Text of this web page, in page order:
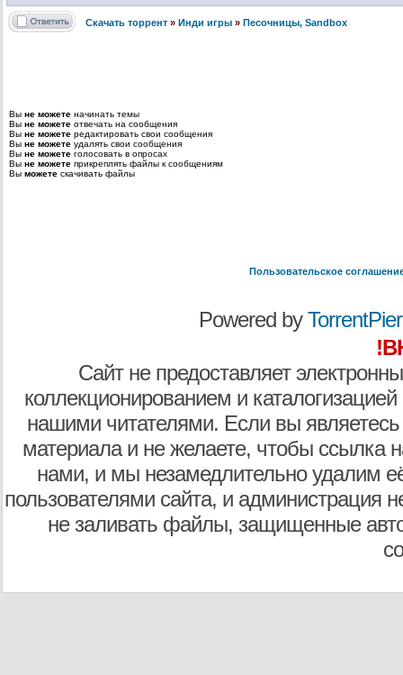
Скачать торрент » Инди игры » Песочницы, Sandbox
Вы не можете начинать темы
Вы не можете отвечать на сообщения
Вы не можете редактировать свои сообщения
Вы не можете удалять свои сообщения
Вы не можете голосовать в опросах
Вы не можете прикреплять файлы к сообщениям
Вы можете скачивать файлы
Пользовательское
Powered by
Сайт не предоставляет
коллекционированием и
нашими читателями. Если вы являетесь
материала и не желаете, чтобы ссылка
нами, и мы незамедлительно удалим
пользователями сайта, и администрация
не заливать файлы, защищенные